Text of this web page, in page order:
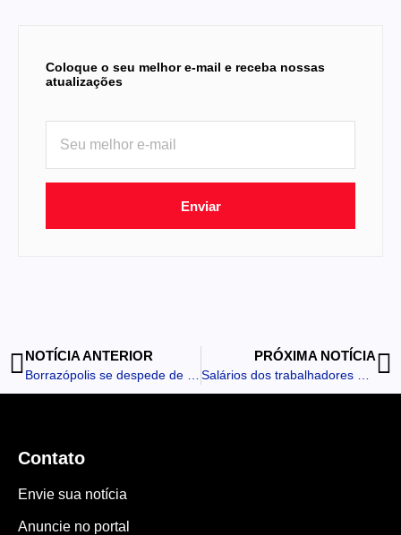
Coloque o seu melhor e-mail e receba nossas
atualizações
Enviar
NOTÍCIA ANTERIOR PRÓXIMA NOTÍCIA
Contato
Envie sua notícia
Anuncie no portal